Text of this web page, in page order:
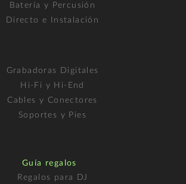
Batería y Percusión
Directo e Instalación
Grabadoras Digitales
Hi-Fi y Hi-End
Cables y Conectores
Soportes y Pies
Guía regalos
Regalos para DJ